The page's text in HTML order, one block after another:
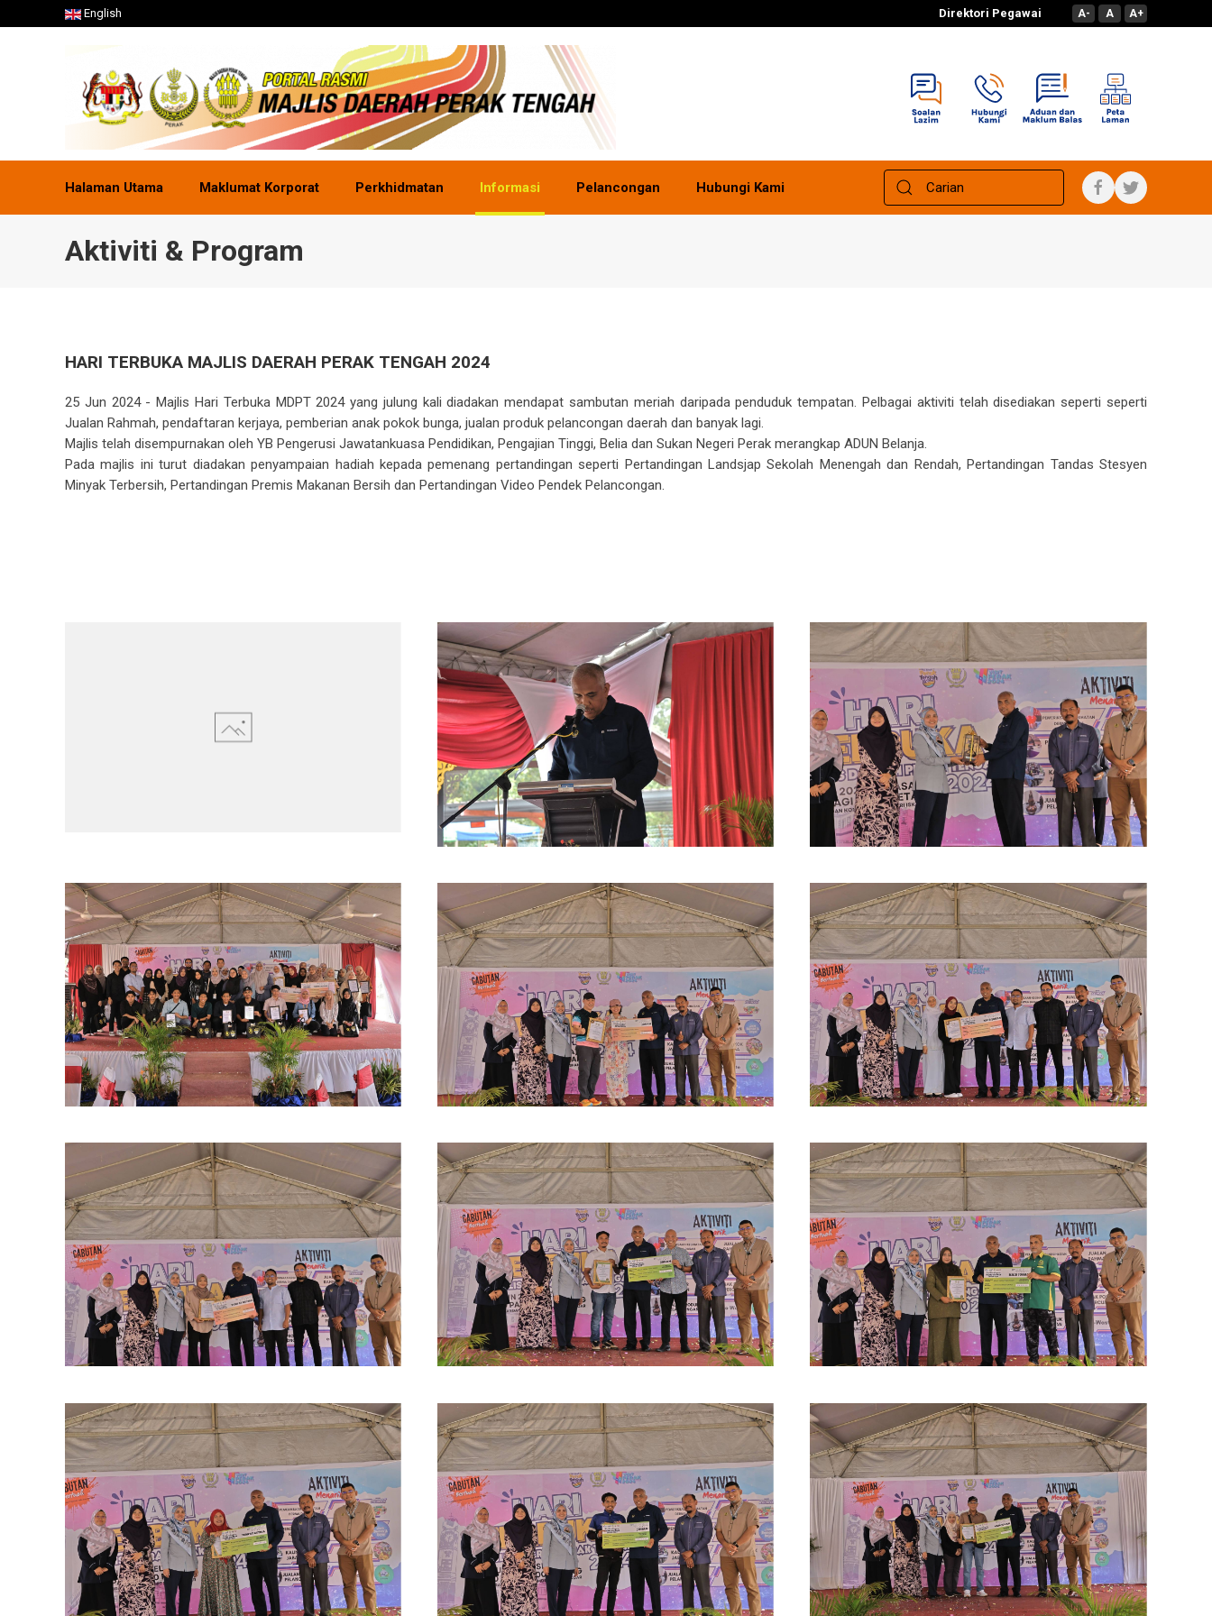
English Direktori Pegawai A- A A+
Halaman Utama Maklumat Korporat Perkhidmatan Informasi Pelancongan Hubungi Kami
Aktiviti & Program
HARI TERBUKA MAJLIS DAERAH PERAK TENGAH 2024
25 Jun 2024 - Majlis Hari Terbuka MDPT 2024 yang julung kali diadakan mendapat sambutan meriah daripada penduduk tempatan. Pelbagai aktiviti telah disediakan seperti seperti
Jualan Rahmah, pendaftaran kerjaya, pemberian anak pokok bunga, jualan produk pelancongan daerah dan banyak lagi.
Majlis telah disempurnakan oleh YB Pengerusi Jawatankuasa Pendidikan, Pengajian Tinggi, Belia dan Sukan Negeri Perak merangkap ADUN Belanja.
Pada majlis ini turut diadakan penyampaian hadiah kepada pemenang pertandingan seperti Pertandingan Landsjap Sekolah Menengah dan Rendah, Pertandingan Tandas Stesyen
Minyak Terbersih, Pertandingan Premis Makanan Bersih dan Pertandingan Video Pendek Pelancongan.